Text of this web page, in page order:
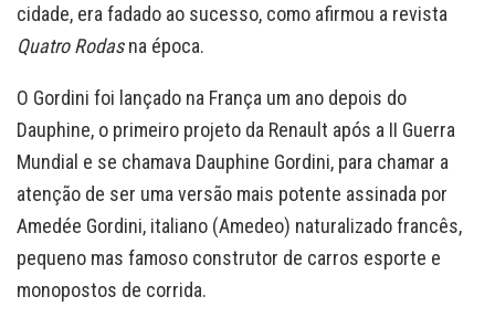
cidade, era fadado ao sucesso, como afirmou a revista
Quatro Rodasna época.
O Gordini foi lançado na França um ano depois do
Dauphine, o primeiro projeto da Renault após a II Guerra
Mundial e se chamava Dauphine Gordini, para chamar a
atenção de ser uma versão mais potente assinada por
Amedée Gordini, italiano (Amedeo) naturalizado francês,
pequeno mas famoso construtor de carros esporte e
monopostos de corrida.